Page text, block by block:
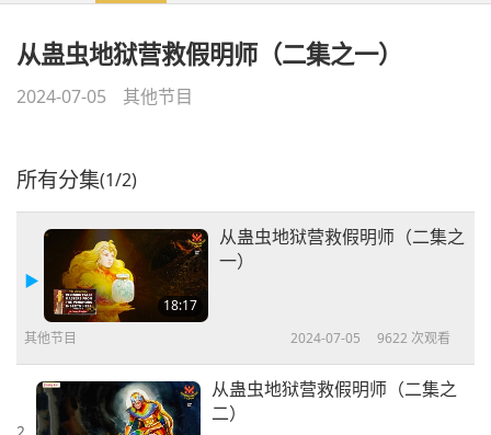
从蛊虫地狱营救假明师（二集之一）
2024-07-05 其他节目
所有分集(1/2)
18:17
从蛊虫地狱营救假明师（二集之
一）
其他节目 2024-07-05 9622 次观看
从蛊虫地狱营救假明师（二集之
二）